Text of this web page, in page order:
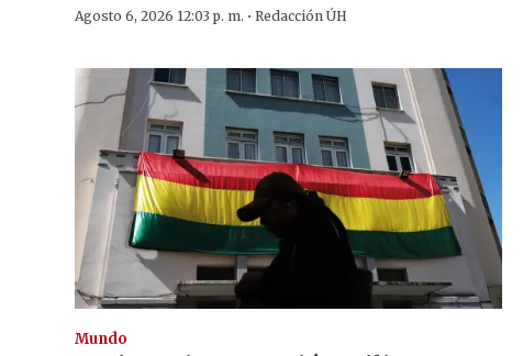
Agosto 6, 2026 12:03 p. m. · Redacción ÚH
Mundo